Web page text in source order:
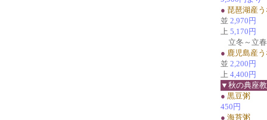
● 琵琶湖産
並 2,970円
上 5,170円
立冬～立
● 鹿児島産
並 2,200円
上 4,400円
▼秋の典座
● 黒豆粥
450円
● 海苔粥